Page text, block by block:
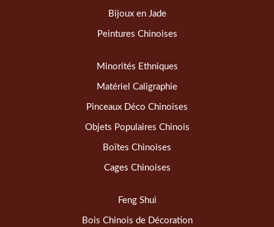
Bijoux en Jade
Peintures Chinoises
Minorités Ethniques
Matériel Caligraphie
Pinceaux Déco Chinoises
Objets Populaires Chinois
Boîtes Chinoises
Cages Chinoises
Feng Shui
Bois Chinois de Décoration